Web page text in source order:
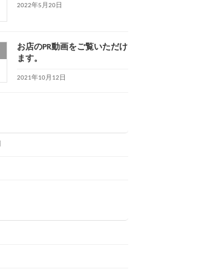
2022年5月20日
お店のPR動画をご覧いただけ
ます。
2021年10月12日